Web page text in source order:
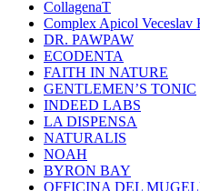
CollagenaT
Complex Apicol Veceslav
DR. PAWPAW
ECODENTA
FAITH IN NATURE
GENTLEMEN’S TONIC
INDEED LABS
LA DISPENSA
NATURALIS
NOAH
BYRON BAY
OFFICINA DEL